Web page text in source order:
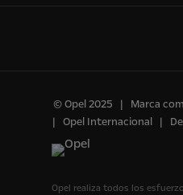
© Opel 2025 Marca
Opel Internacional
Opel realiza todos los